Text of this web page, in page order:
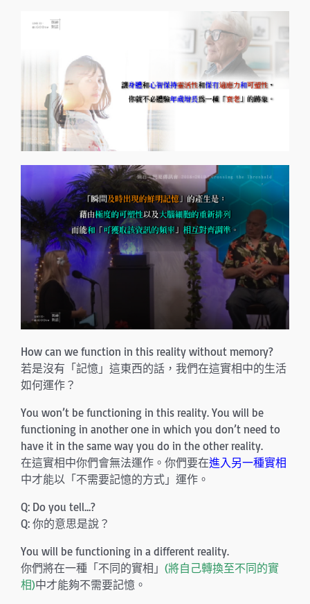
How can we function in this reality without memory?
若是沒有「記憶」這東西的話，我們在這實相中的生活
如何運作？
You won’t be functioning in this reality. You will be
functioning in another one in which you don’t need to
have it in the same way you do in the other reality.
在這實相中你們會無法運作。你們要在進入另一種實相
中才能以「不需要記憶的方式」運作。
Q: Do you tell…?
Q: 你的意思是說？
You will be functioning in a different reality.
你們將在一種「不同的實相」 (將自己轉換至不同的實
相)中才能夠不需要記憶。